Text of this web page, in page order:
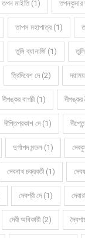
তপন মাইতি (1)
তাপস মহাপাত্র (1)
তুলি ব্যানার্জি (1)
ত্রিদিবেশ দে (2)
দীপঙ্কর বাগচী (1)
দীপ্তিপ্রকাশ দে (1)
দুর্গাপদ মন্ডল (1)
দেবনাথ চক্রবর্তী (1)
দেবশ্রী দে (1)
দেবী অধিকারী (2)